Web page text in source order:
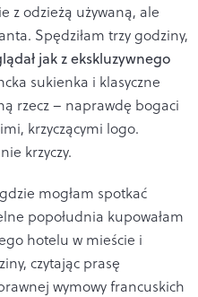
z odzieżą używaną, ale
Spędziłam trzy godziny,
jak z ekskluzywnego
sukienka i klasyczne
rzecz – naprawdę bogaci
krzyczącymi logo.
krzyczy.
mogłam spotkać
popołudnia kupowałam
hotelu w mieście i
czytając prasę
wymowy francuskich